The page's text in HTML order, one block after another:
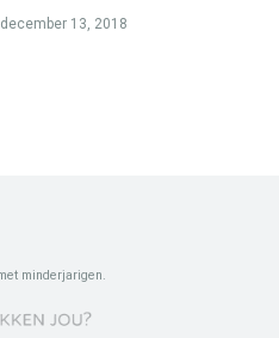
december 13, 2018
minderjarigen.